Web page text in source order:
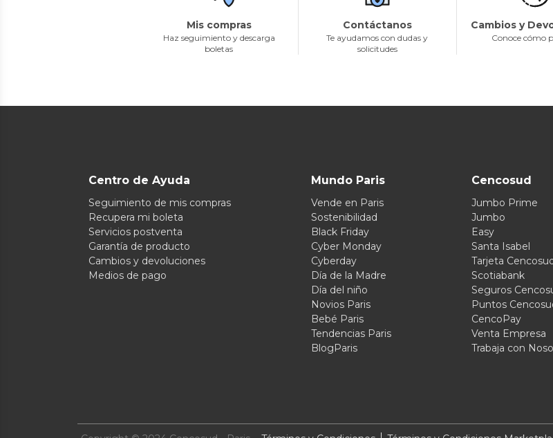
Mis compras
Haz seguimiento y descarga
boletas
Contáctanos
Te ayudamos con dudas y
solicitudes
Cambios y
Conoce cómo
Centro de Ayuda
Seguimiento de mis compras
Recupera mi boleta
Servicios postventa
Garantía de producto
Cambios y devoluciones
Medios de pago
Mundo Paris
Vende en Paris
Sostenibilidad
Black Friday
Cyber Monday
Cyberday
Día de la Madre
Día del niño
Novios Paris
Bebé Paris
Tendencias Paris
BlogParis
Cencosud
Jumbo Prime
Jumbo
Easy
Santa Isabel
Tarjeta
Scotiabank
Seguros
Puntos
CencoPay
Venta Empresa
Trabaja con